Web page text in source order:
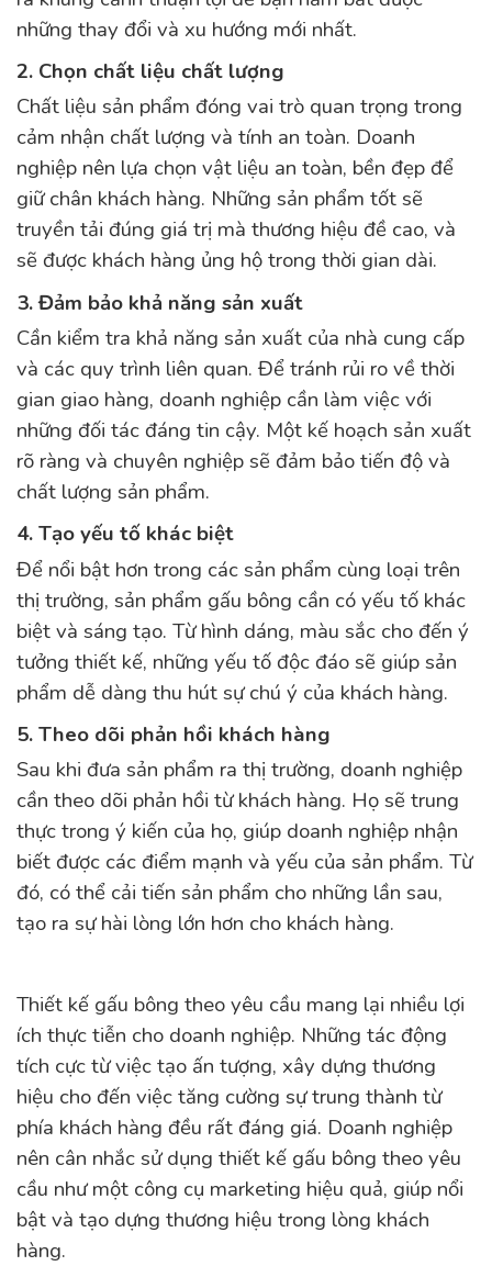
những thay đổi và xu hướng mới nhất.
2. Chọn chất liệu chất lượng
Chất liệu sản phẩm đóng vai trò quan trọng trong
cảm nhận chất lượng và tính an toàn. Doanh
nghiệp nên lựa chọn vật liệu an toàn, bền đẹp để
giữ chân khách hàng. Những sản phẩm tốt sẽ
truyền tải đúng giá trị mà thương hiệu đề cao, và
sẽ được khách hàng ủng hộ trong thời gian dài.
3. Đảm bảo khả năng sản xuất
Cần kiểm tra khả năng sản xuất của nhà cung cấp
và các quy trình liên quan. Để tránh rủi ro về thời
gian giao hàng, doanh nghiệp cần làm việc với
những đối tác đáng tin cậy. Một kế hoạch sản xuất
rõ ràng và chuyên nghiệp sẽ đảm bảo tiến độ và
chất lượng sản phẩm.
4. Tạo yếu tố khác biệt
Để nổi bật hơn trong các sản phẩm cùng loại trên
thị trường, sản phẩm gấu bông cần có yếu tố khác
biệt và sáng tạo. Từ hình dáng, màu sắc cho đến ý
tưởng thiết kế, những yếu tố độc đáo sẽ giúp sản
phẩm dễ dàng thu hút sự chú ý của khách hàng.
5. Theo dõi phản hồi khách hàng
Sau khi đưa sản phẩm ra thị trường, doanh nghiệp
cần theo dõi phản hồi từ khách hàng. Họ sẽ trung
thực trong ý kiến của họ, giúp doanh nghiệp nhận
biết được các điểm mạnh và yếu của sản phẩm. Từ
đó, có thể cải tiến sản phẩm cho những lần sau,
tạo ra sự hài lòng lớn hơn cho khách hàng.
Thiết kế gấu bông theo yêu cầu mang lại nhiều lợi
ích thực tiễn cho doanh nghiệp. Những tác động
tích cực từ việc tạo ấn tượng, xây dựng thương
hiệu cho đến việc tăng cường sự trung thành từ
phía khách hàng đều rất đáng giá. Doanh nghiệp
nên cân nhắc sử dụng thiết kế gấu bông theo yêu
cầu như một công cụ marketing hiệu quả, giúp nổi
bật và tạo dựng thương hiệu trong lòng khách
hàng.